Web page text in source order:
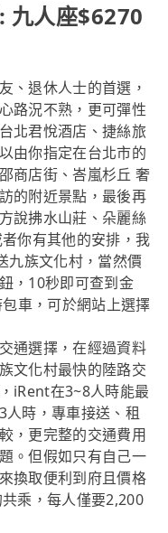
九人座$6270
、退休人士的首選，
路況不熟，更可彈性
北君悅酒店、捷絲旅
由你指定在台北市的
商店街、峇嵐杉丘 奢
的附近景點，最後再
說拂水山莊、朵麗絲
你有其他的安排，我
九族文化村，當然價
，10秒即可查到金
車，可於網站上選擇
通選擇，在經過資料
文化村最快的陸路交
iRent在3~8人時能最
人時，專車接送、租
，更完整的交通費用
。但假如只有自己一
換取便利到府且價格
乘，每人僅要2,200